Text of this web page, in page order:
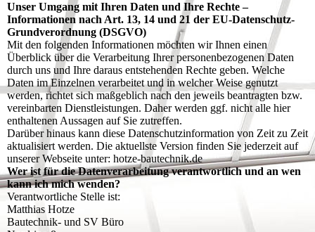
Unser Umgang mit Ihren Daten und Ihre Rechte –
Informationen nach Art. 13, 14 und 21 der EU-Datenschutz-
Grundverordnung (DSGVO)
Mit den folgenden Informationen möchten wir Ihnen einen
Überblick über die Verarbeitung Ihrer personenbezogenen Daten
durch uns und Ihre daraus entstehenden Rechte geben. Welche
Daten im Einzelnen verarbeitet und in welcher Weise genutzt
werden, richtet sich maßgeblich nach den jeweils beantragten bzw.
vereinbarten Dienstleistungen. Daher werden ggf. nicht alle hier
enthaltenen Aussagen auf Sie zutreffen.
Darüber hinaus kann diese Datenschutzinformation von Zeit zu Zeit
aktualisiert werden. Die aktuellste Version finden Sie jederzeit auf
unserer Webseite unter: hotze-bautechnik.de
Wer ist für die Datenverarbeitung verantwortlich und an wen
kann ich mich wenden?
Verantwortliche Stelle ist:
Matthias Hotze
Bautechnik- und SV Büro